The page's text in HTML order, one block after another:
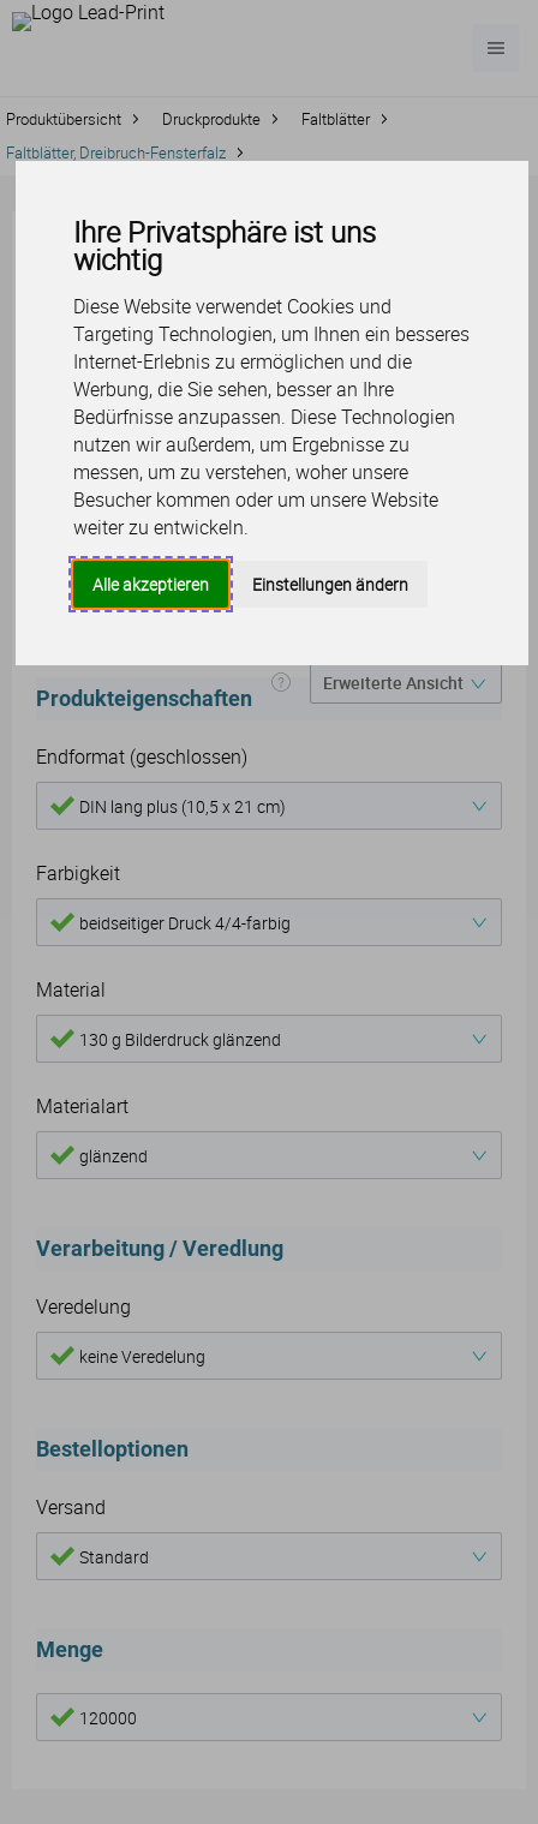
Ihre Privatsphäre ist uns
wichtig
Diese Website verwendet Cookies und
Targeting Technologien, um Ihnen ein besseres
Internet-Erlebnis zu ermöglichen und die
Werbung, die Sie sehen, besser an Ihre
Bedürfnisse anzupassen. Diese Technologien
nutzen wir außerdem, um Ergebnisse zu
messen, um zu verstehen, woher unsere
Besucher kommen oder um unsere Website
weiter zu entwickeln.
Alle akzeptieren Einstellungen ändern
Produktübersicht Druckprodukte
Faltblätter
Faltblätter, Dreibruch-Fensterfalz
Faltblätter,
Dreibruch-
Fensterfalz
Faltblätter, Dreibruch-Fensterfalz
Wie ein Fenster falten sich die
dreifach faltbaren Faltblätter nach
links und rechts und geben den Blick
frei auf Ihre Produkte. Mit exklusiven
Materialien oder Veredelungen
erhalten Ihre Flyer das gewisse
Etwas.
Produkteigenschaften
Endformat (geschlossen)
DIN lang plus (10,5 x 21 cm)
Farbigkeit
beidseitiger Druck 4/4-farbig
Material
130 g Bilderdruck glänzend
Materialart
glänzend
Verarbeitung / Veredlung
Veredelung
keine Veredelung
Bestelloptionen
Versand
Standard
Menge
120000